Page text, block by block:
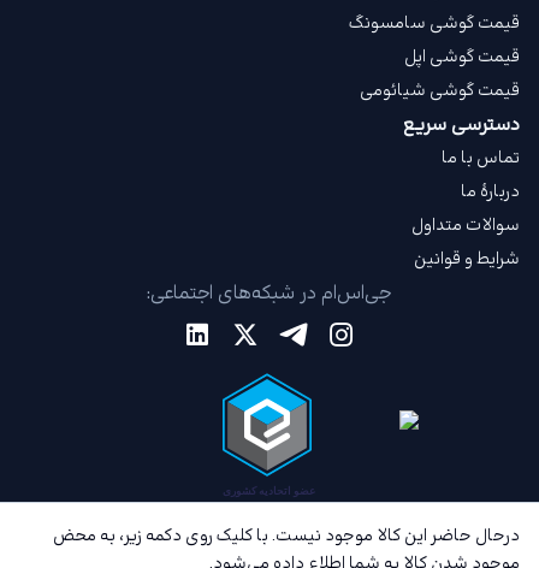
درحال حاضر این کالا موجود نیست. با کلیک روی دکمه زیر، به محض
قیمت گوشی سامسونگ
قیمت گوشی اپل
قیمت گوشی شیائومی
دسترسی سریع
تماس با ما
دربارهٔ ما
سوالات متداول
شرایط و قوانین
جی‌اس‌ام در شبکه‌های اجتماعی: